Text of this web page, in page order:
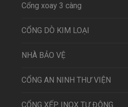
Cổng xoay 3 càng
CỔNG DÒ KIM LOẠI
NHÀ BẢO VỆ
CỔNG AN NINH THƯ VIỆN
CỔNG XẾP INOX TỰ ĐỘNG